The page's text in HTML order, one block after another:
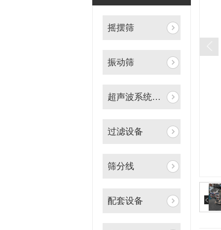
摇摆筛
振动筛
超声波系统筛分设备
过滤设备
筛分线
配套设备